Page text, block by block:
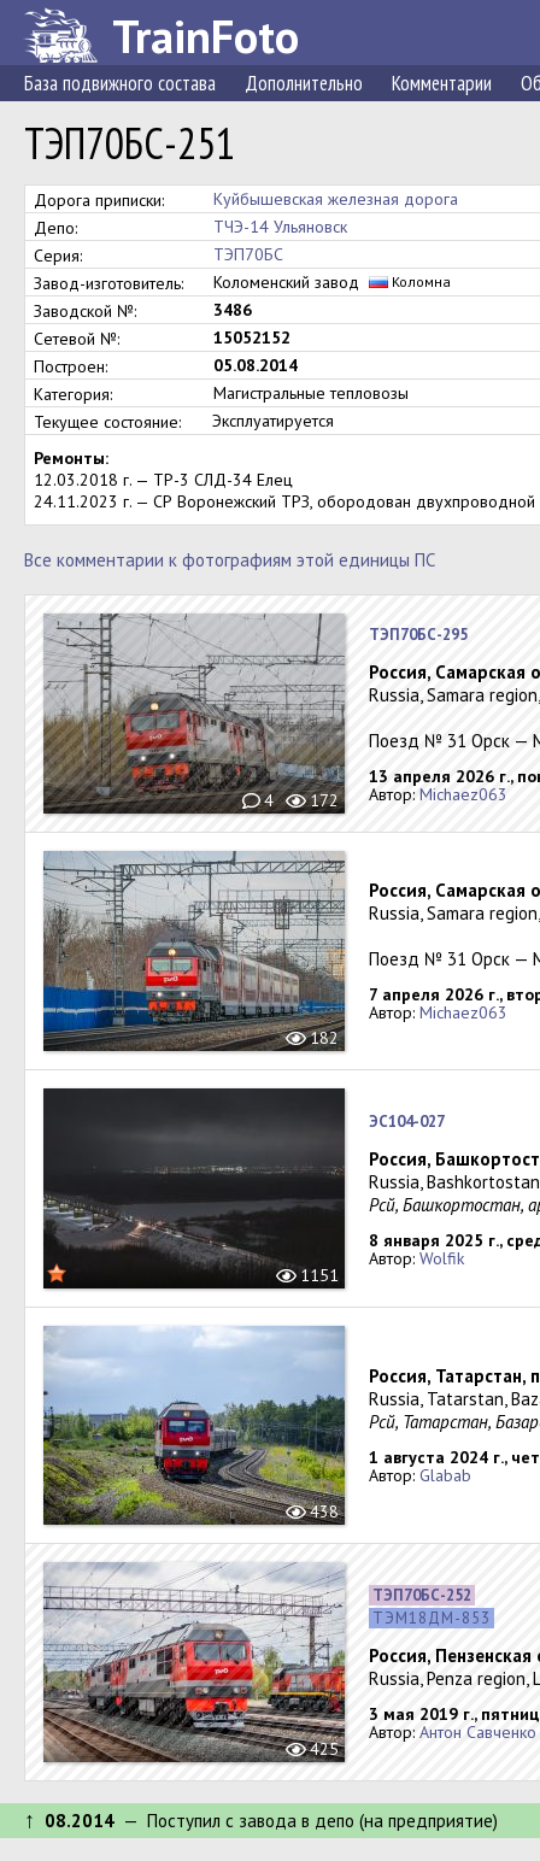
TrainFoto
База подвижного состава Дополнительно Комментарии
ТЭП70БС-251
Дорога приписки:
Куйбышевская железная дорога
Депо:
ТЧЭ-14 Ульяновск
Серия:
ТЭП70БС
Завод-изготовитель:
Коломенский завод Коломна
Заводской №:
3486
Сетевой №:
15052152
Построен:
05.08.2014
Категория:
Магистральные тепловозы
Текущее состояние:
Эксплуатируется
Ремонты:
12.03.2018 г. — ТР-3 СЛД-34 Елец
24.11.2023 г. — СР Воронежский ТРЗ, обородован
Все комментарии к фотографиям этой единицы ПС
4 172
ТЭП70БС-295
Россия, Самарская
Russia, Samara
Поезд № 31 Орск —
13 апреля 2026 г.,
Автор: Michaez063
182
Россия, Самарская
Russia, Samara
Поезд № 31 Орск —
7 апреля 2026 г.,
Автор: Michaez063
1151
ЭС104-027
Россия,
Russia,
Рәсәй,
8 января 2025 г.,
Автор: Wolfik
438
Россия, Татарстан,
Russia, Tatarstan,
Рәсәй, Татарстан,
1 августа 2024 г.,
Автор: Glabab
425
ТЭП70БС-252
ТЭМ18ДМ-853
Россия,
Russia, Penza
3 мая 2019 г.,
Автор: Антон Савченко
↑ 08.2014 — Поступил c завода в депо (на предприятие)